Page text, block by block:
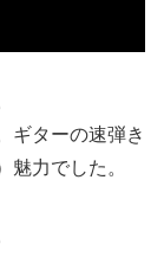
ギターの速弾き
魅力でした。